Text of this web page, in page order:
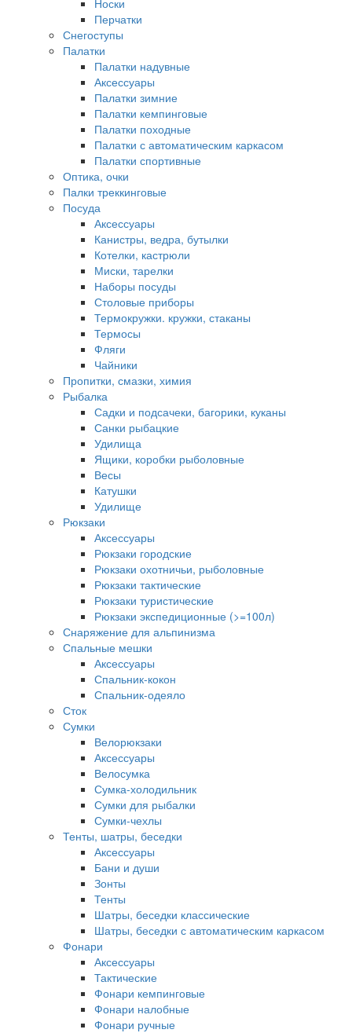
Носки
Перчатки
Снегоступы
Палатки
Палатки надувные
Аксессуары
Палатки зимние
Палатки кемпинговые
Палатки походные
Палатки с автоматическим каркасом
Палатки спортивные
Оптика, очки
Палки треккинговые
Посуда
Аксессуары
Канистры, ведра, бутылки
Котелки, кастрюли
Миски, тарелки
Наборы посуды
Столовые приборы
Термокружки. кружки, стаканы
Термосы
Фляги
Чайники
Пропитки, смазки, химия
Рыбалка
Садки и подсачеки, багорики, куканы
Санки рыбацкие
Удилища
Ящики, коробки рыболовные
Весы
Катушки
Удилище
Рюкзаки
Аксессуары
Рюкзаки городские
Рюкзаки охотничьи, рыболовные
Рюкзаки тактические
Рюкзаки туристические
Рюкзаки экспедиционные (>=100л)
Снаряжение для альпинизма
Спальные мешки
Аксессуары
Спальник-кокон
Спальник-одеяло
Сток
Сумки
Велорюкзаки
Аксессуары
Велосумка
Сумка-холодильник
Сумки для рыбалки
Сумки-чехлы
Тенты, шатры, беседки
Аксессуары
Бани и души
Зонты
Тенты
Шатры, беседки классические
Шатры, беседки с автоматическим каркасом
Фонари
Аксессуары
Тактические
Фонари кемпинговые
Фонари налобные
Фонари ручные